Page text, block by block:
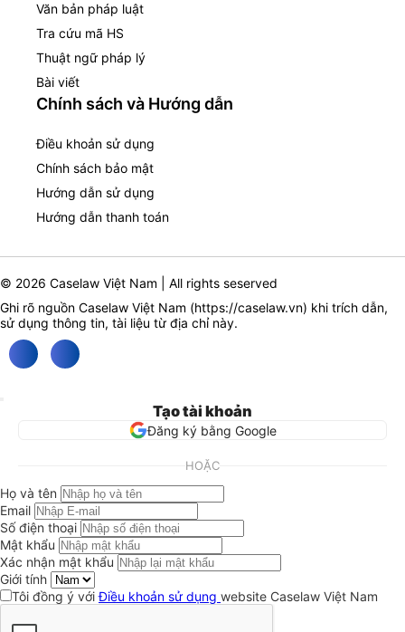
Văn bản pháp luật
Tra cứu mã HS
Thuật ngữ pháp lý
Bài viết
Chính sách và Hướng dẫn
Điều khoản sử dụng
Chính sách bảo mật
Hướng dẫn sử dụng
Hướng dẫn thanh toán
© 2026 Caselaw Việt Nam | All rights seserved
Ghi rõ nguồn Caselaw Việt Nam (https://caselaw.vn) khi trích dẫn,
sử dụng thông tin, tài liệu từ địa chỉ này.
Tạo tài khoản
Đăng ký bằng Google
HOẶC
Họ và tên
Email
Số điện thoại
Mật khẩu
Xác nhận mật khẩu
Giới tính
Tôi đồng ý vớiĐiều khoản sử dụng website Caselaw Việt Nam